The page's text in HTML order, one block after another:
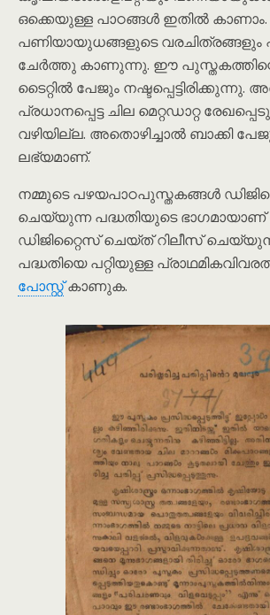
ഒക്കെയുള്ള പാഠങ്ങൾ ഇതിൽ കാണാം.
പണിയായുധങ്ങളുടെ വരചിത്രങ്ങളും
ചേർത്തു കാണുന്നു. ഈ
ടൈറ്റിൽ പേജും നഷ്ടപ്പെട്ടിരിക്കുന്നു.
പ്രധാനപ്പെട്ട ചില മെറ്റഡാറ്റ
വഴിയില്ല. അതൊഴിച്ചാൽ ബാക്കി
ലഭ്യമാണ്.
നമ്മുടെ പഴയപാഠപുസ്തകങ്ങൾ
ചെയ്യുന്ന പദ്ധതിയുടെ
ഡിജിറ്റൈസ് ചെയ്ത് റിലീസ്
പദ്ധതിയെ പറ്റിയുള്ള
പോസ്റ്റ്കാണുക.